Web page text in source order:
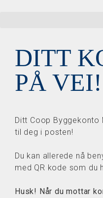
DITT
PÅ VEI!
Ditt Coop
til deg i posten!
Du kan allerede nå
med QR kode som du
Husk! Når du mottar